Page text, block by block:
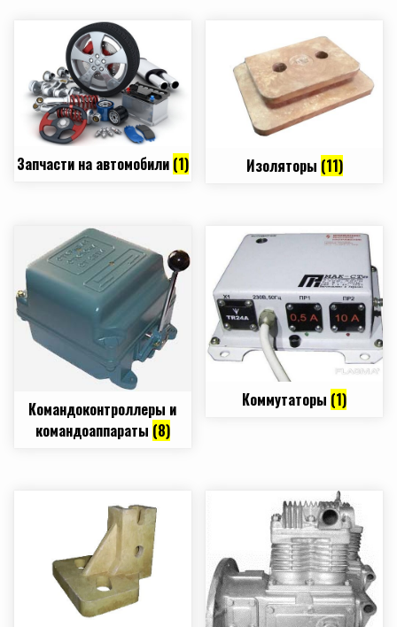
Запчасти на автомобили (1) Изоляторы (11)
Командоконтроллеры и
командоаппараты (8)
Коммутаторы (1)